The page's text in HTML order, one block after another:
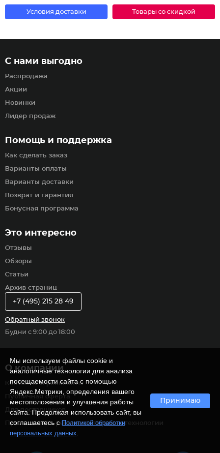
Условия доставки Товары со скидкой
Помощь и поддержка
Как сделать заказ
Варианты оплаты
Варианты доставки
Возврат и гарантия
Бонусная программа
С нами выгодно
Распродажа
Акции
Новинки
Лидер продаж
Это интересно
Отзывы
Обзоры
Статьи
Архив страниц
О компании
Контакты и реквизиты
Публичная оферта
Для поставщиков
Применяются рекомендательные технологии
+7 (495) 215 28 49
Обратный звонок
Будни с 9:00 до 18:00
Мы используем файлы cookie и
аналогичные технологии для анализа
посещаемости сайта с помощью
Яндекс.Метрики, определения вашего
местоположения и улучшения работы
сайта. Продолжая использовать сайт, вы
соглашаетесь сПолитикой обработки
персональных данных
Принимаю